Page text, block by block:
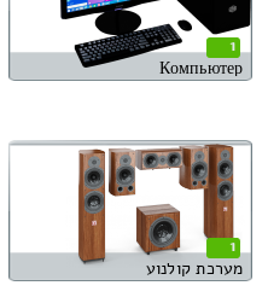
1
Компьютер
1
מערכת קולנוע